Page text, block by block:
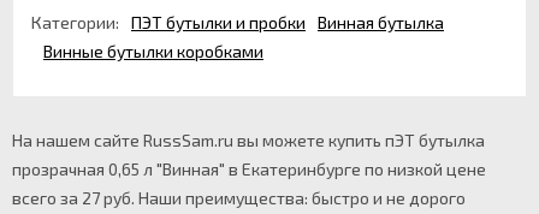
Категории: ПЭТ бутылки и пробки
Винная бутылка
Винные бутылки коробками
На нашем сайте RussSam.ru вы можете купить пЭТ бутылка
прозрачная 0,65 л "Винная" в Екатеринбурге по низкой цене
всего за 27 руб. Наши преимущества: быстро и не дорого